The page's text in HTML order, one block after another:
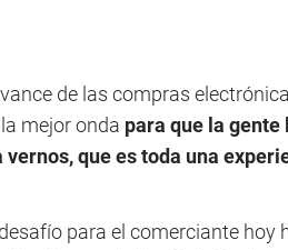
de las compras
mejor onda para que la gente
que es toda una
para el comerciante hoy